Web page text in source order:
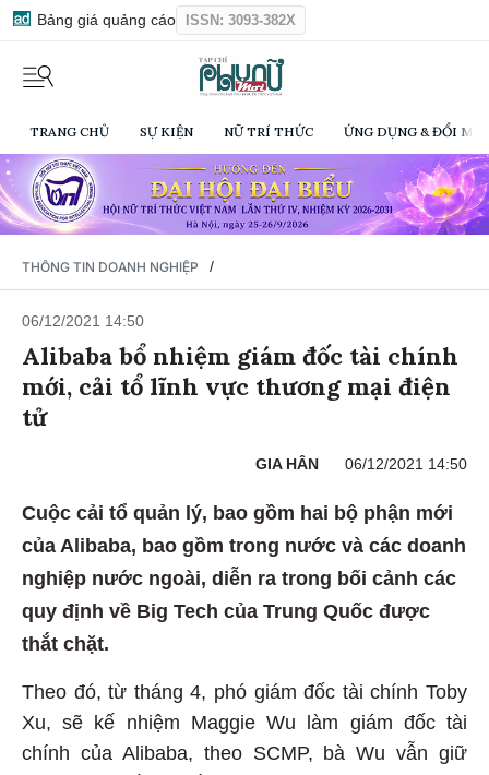
Bảng giá quảng cáo ISSN: 3093-382X
TRANG CHỦ SỰ KIỆN NỮ TRÍ THỨC ỨNG DỤNG & ĐỔI
THÔNG TIN DOANH NGHIỆP /
06/12/2021 14:50
Alibaba bổ nhiệm giám đốc tài chính
mới, cải tổ lĩnh vực thương mại điện
tử
GIA HÂN 06/12/2021 14:50
Cuộc cải tổ quản lý, bao gồm hai bộ phận mới
của Alibaba, bao gồm trong nước và các doanh
nghiệp nước ngoài, diễn ra trong bối cảnh các
quy định về Big Tech của Trung Quốc được
thắt chặt.
Theo đó, từ tháng 4, phó giám đốc tài chính Toby
Xu, sẽ kế nhiệm Maggie Wu làm giám đốc tài
chính của Alibaba, theo SCMP, bà Wu vẫn giữ